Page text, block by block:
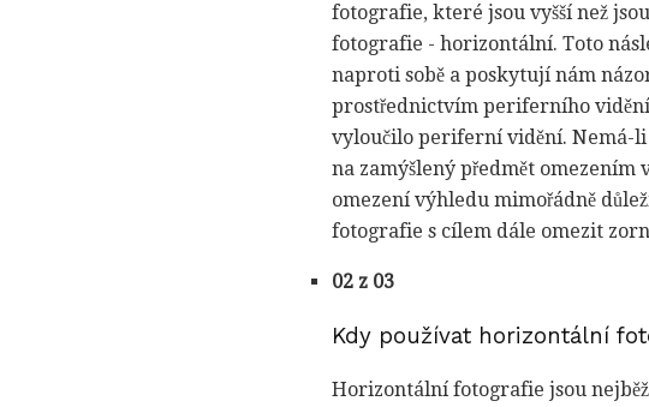
fotografie, které jsou vyšší než
fotografie - horizontální. Toto
naproti sobě a poskytují nám
prostřednictvím periferního
vyloučilo periferní vidění. Nemá-
na zamýšlený předmět
omezení výhledu mimořádně
fotografie s cílem dále omezit
02 z 03
Kdy používat horizontální
Horizontální fotografie jsou